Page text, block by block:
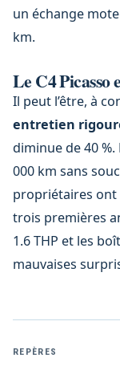
un échange
km.
Le C4 Picasso
Il peut l’être, à
entretien
diminue de 40
000 km sans
propriétaires ont
trois premières
1.6 THP et les
mauvaises
REPÈRES